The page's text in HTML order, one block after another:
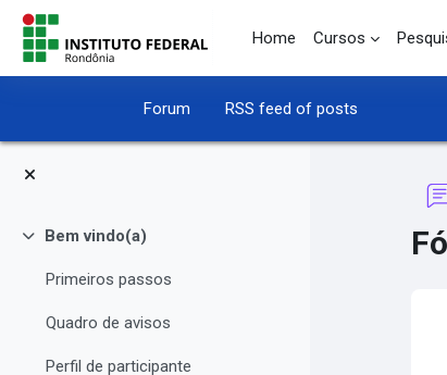
Skip to main content
Home
Cursos
Forum RSS feed of posts
Collapse
Bem vindo(a)
Primeiros passos
Quadro de avisos
Perfil de participante